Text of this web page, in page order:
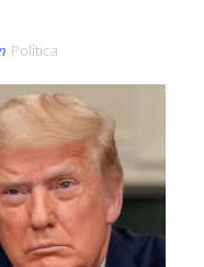
Política